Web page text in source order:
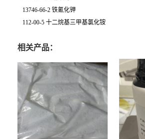
13746-66-2 铁氰化钾
112-00-5 十二烷基三甲基氯化铵
相关产品：